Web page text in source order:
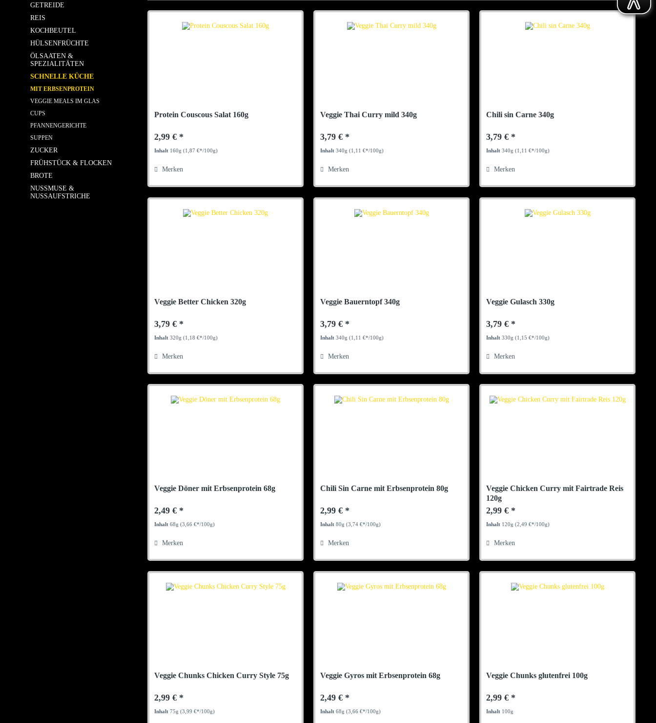
GETREIDE
REIS
KOCHBEUTEL
HÜLSENFRÜCHTE
ÖLSAATEN &
SPEZIALITÄTEN
SCHNELLE KÜCHE
MIT ERBSENPROTEIN
VEGGIE MEALS IM GLAS
CUPS
PFANNENGERICHTE
SUPPEN
ZUCKER
FRÜHSTÜCK & FLOCKEN
BROTE
NUSSMUSE &
NUSSAUFSTRICHE
Protein Couscous Salat 160g
2,99 € *
Inhalt 160g(1,87 €*/100g)
Merken
Veggie Thai Curry mild 340g
3,79 € *
Inhalt340g(1,11 €*/100g)
Merken
Chili sin Carne 340g
3,79 € *
Inhalt340g(1,11 €*/100g)
Merken
Veggie Better Chicken 320g
3,79 € *
Inhalt320g(1,18 €*/100g)
Merken
Veggie Bauerntopf 340g
3,79 € *
Inhalt340g(1,11 €*/100g)
Merken
Veggie Gulasch 330g
3,79 € *
Inhalt330g(1,15 €*/100g)
Merken
Veggie Döner mit Erbsenprotein 68g
2,49 € *
Inhalt68g(3,66 €*/100g)
Merken
Chili Sin Carne mit Erbsenprotein 80g
2,99 € *
Inhalt80g(3,74 €*/100g)
Merken
Veggie Chicken Curry mit Fairtrade Reis
120g
2,99 € *
Inhalt 120g(2,49 €*/100g)
Merken
Veggie Chunks Chicken Curry Style 75g
2,99 € *
Inhalt75g(3,99 €*/100g)
Veggie Gyros mit Erbsenprotein 68g
2,49 € *
Inhalt68g(3,66 €*/100g)
Veggie Chunks glutenfrei 100g
2,99 € *
Inhalt 100g